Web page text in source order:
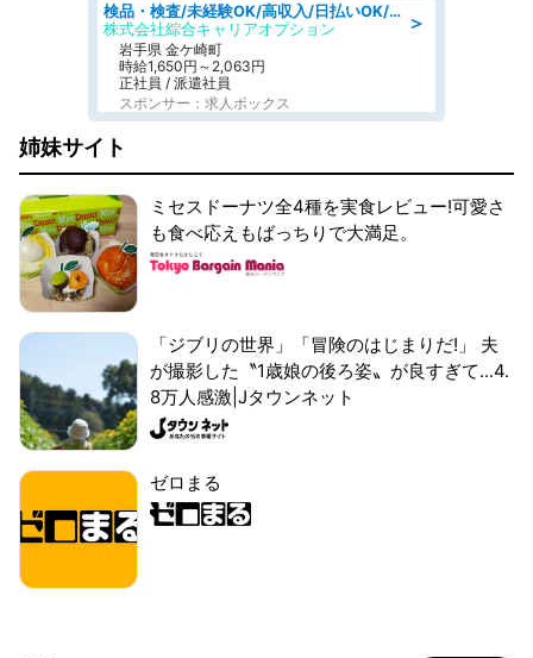
＞
検品・検査/未経験OK/高収入/日払いOK/交替制/20・30・40代活躍中
株式会社綜合キャリアオプション
岩手県 金ケ崎町
時給1,650円～2,063円
正社員 / 派遣社員
スポンサー：求人ボックス
姉妹サイト
ミセスドーナツ全4種を実食レビュー!可愛さ
も食べ応えもばっちりで大満足。
「ジブリの世界」「冒険のはじまりだ!」 夫
が撮影した〝1歳娘の後ろ姿〟が良すぎて...4.
8万人感激|Jタウンネット
ゼロまる